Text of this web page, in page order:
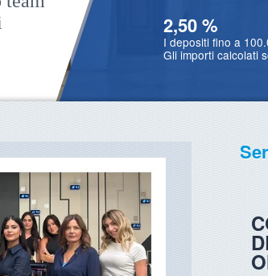
2,50%
I depositi fino a
Gli importi calcolati